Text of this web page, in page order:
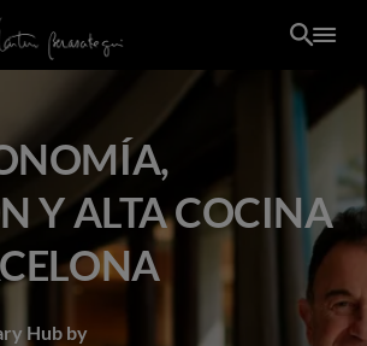
Y ALTA COCINA
Hub by